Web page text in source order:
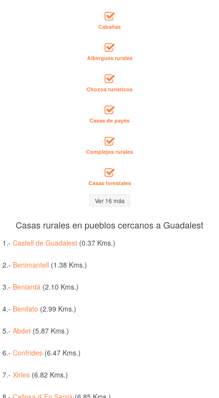
Cabañas
Albergues rurales
Chozos turísticos
Casas de payés
Complejos rurales
Casas forestales
Ver 16 más
Casas rurales en pueblos cercanos a Guadalest
1.- Castell de Guadalest (0.37 Kms.)
2.- Benimantell (1.38 Kms.)
3.- Beniardá (2.10 Kms.)
4.- Benifato (2.99 Kms.)
5.- Abdet (5.87 Kms.)
6.- Confrides (6.47 Kms.)
7.- Xirles (6.82 Kms.)